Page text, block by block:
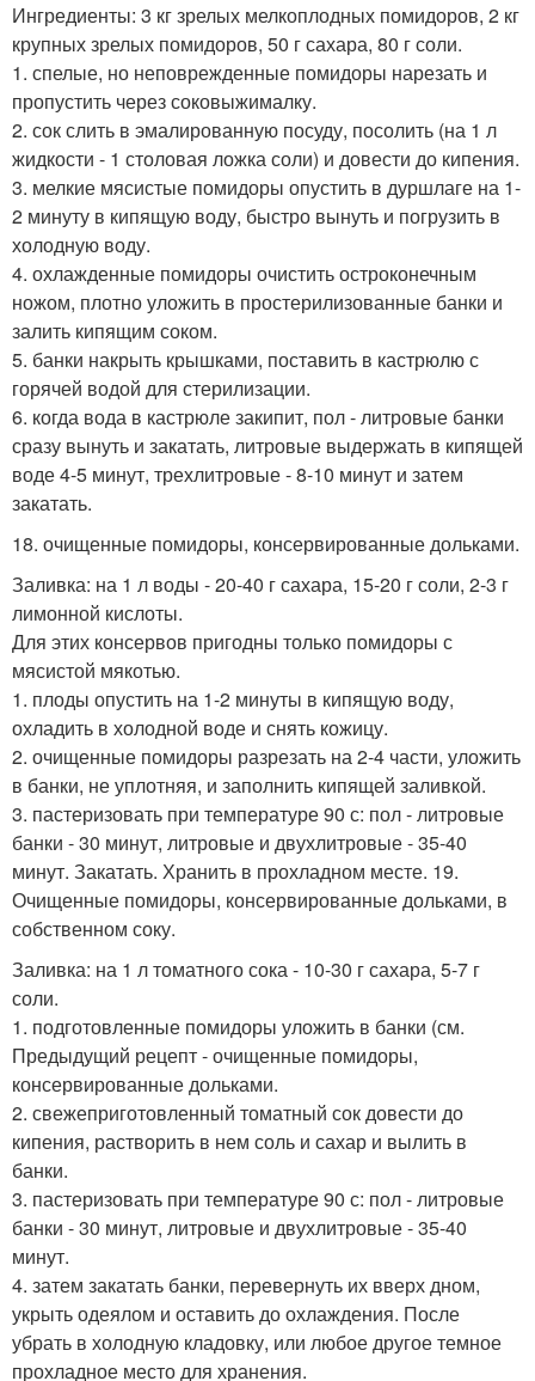
Ингредиенты: 3 кг зрелых мелкоплодных помидоров, 2 кг
крупных зрелых помидоров, 50 г сахара, 80 г соли.
1. спелые, но неповрежденные помидоры нарезать и
пропустить через соковыжималку.
2. сок слить в эмалированную посуду, посолить (на 1 л
жидкости - 1 столовая ложка соли) и довести до кипения.
3. мелкие мясистые помидоры опустить в дуршлаге на 1-
2 минуту в кипящую воду, быстро вынуть и погрузить в
холодную воду.
4. охлажденные помидоры очистить остроконечным
ножом, плотно уложить в простерилизованные банки и
залить кипящим соком.
5. банки накрыть крышками, поставить в кастрюлю с
горячей водой для стерилизации.
6. когда вода в кастрюле закипит, пол - литровые банки
сразу вынуть и закатать, литровые выдержать в кипящей
воде 4-5 минут, трехлитровые - 8-10 минут и затем
закатать.
18. очищенные помидоры, консервированные дольками.
Заливка: на 1 л воды - 20-40 г сахара, 15-20 г соли, 2-3 г
лимонной кислоты.
Для этих консервов пригодны только помидоры с
мясистой мякотью.
1. плоды опустить на 1-2 минуты в кипящую воду,
охладить в холодной воде и снять кожицу.
2. очищенные помидоры разрезать на 2-4 части, уложить
в банки, не уплотняя, и заполнить кипящей заливкой.
3. пастеризовать при температуре 90 с: пол - литровые
банки - 30 минут, литровые и двухлитровые - 35-40
минут. Закатать. Хранить в прохладном месте. 19.
Очищенные помидоры, консервированные дольками, в
собственном соку.
Заливка: на 1 л томатного сока - 10-30 г сахара, 5-7 г
соли.
1. подготовленные помидоры уложить в банки (см.
Предыдущий рецепт - очищенные помидоры,
консервированные дольками.
2. свежеприготовленный томатный сок довести до
кипения, растворить в нем соль и сахар и вылить в
банки.
3. пастеризовать при температуре 90 с: пол - литровые
банки - 30 минут, литровые и двухлитровые - 35-40
минут.
4. затем закатать банки, перевернуть их вверх дном,
укрыть одеялом и оставить до охлаждения. После
убрать в холодную кладовку, или любое другое темное
прохладное место для хранения.